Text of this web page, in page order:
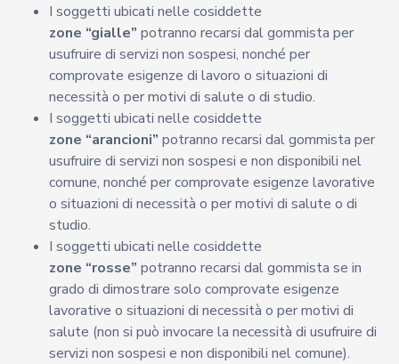
I soggetti ubicati nelle cosiddette
zone “gialle” potranno recarsi dal gommista per
usufruire di servizi non sospesi, nonché per
comprovate esigenze di lavoro o situazioni di
necessità o per motivi di salute o di studio.
I soggetti ubicati nelle cosiddette
zone “arancioni” potranno recarsi dal gommista per
usufruire di servizi non sospesi e non disponibili nel
comune, nonché per comprovate esigenze lavorative
o situazioni di necessità o per motivi di salute o di
studio.
I soggetti ubicati nelle cosiddette
zone “rosse” potranno recarsi dal gommista se in
grado di dimostrare solo comprovate esigenze
lavorative o situazioni di necessità o per motivi di
salute (non si può invocare la necessità di usufruire di
servizi non sospesi e non disponibili nel comune).